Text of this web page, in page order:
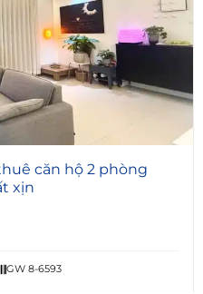
căn hộ 2 phòng
xịn
GW 8-6593